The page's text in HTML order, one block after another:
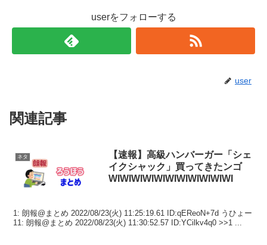
userをフォローする
user
関連記事
ネタ
【速報】高級ハンバーガー「シェ
イクシャック」買ってきたンゴ
WIWIWIWIWIWIWIWIWIWIWI
1: 朗報@まとめ 2022/08/23(火) 11:25:19.61 ID:qEReoN+7d うひょー
11: 朗報@まとめ 2022/08/23(火) 11:30:52.57 ID:YCilkv4q0 >>1 ...